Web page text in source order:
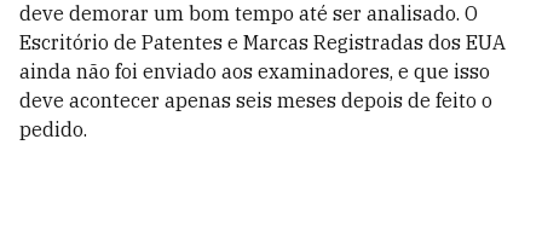
deve demorar um bom tempo até ser analisado. O
Escritório de Patentes e Marcas Registradas dos EUA
ainda não foi enviado aos examinadores, e que isso
deve acontecer apenas seis meses depois de feito o
pedido.